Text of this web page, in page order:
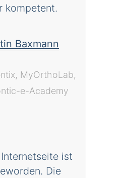
kompetent.
Baxmann
MyOrthoLab,
e-Academy
ist
Die